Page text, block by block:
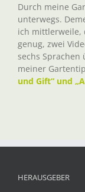
Durch meine
unterwegs.
ich mittlerweile,
genug, zwei
sechs Sprachen
meiner
und Gift“ und
HERAUSGEBER